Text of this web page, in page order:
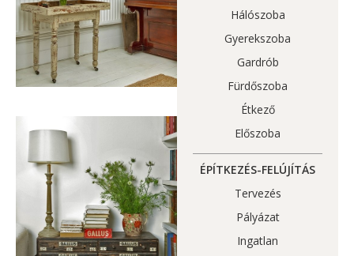
Hálószoba
Gyerekszoba
Gardrób
Fürdőszoba
Étkező
Előszoba
ÉPÍTKEZÉS-FELÚJÍTÁS
Tervezés
Pályázat
Ingatlan